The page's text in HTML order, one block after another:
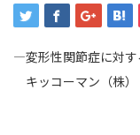
―変形性関節症に対す
キッコーマン（株